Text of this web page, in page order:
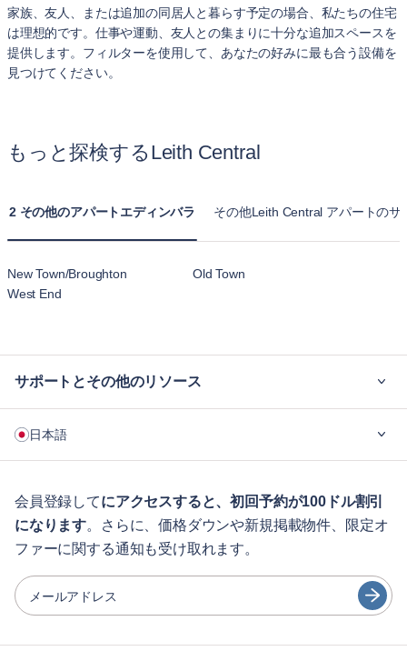
家族、友人、または追加の同居人と暮らす予定の場合、私たちの住宅
は理想的です。仕事や運動、友人との集まりに十分な追加スペースを
提供します。フィルターを使用して、あなたの好みに最も合う設備を
見つけてください。
もっと探検するLeith Central
2 その他のアパートエディンバラ その他Leith Central アパートのサ
New Town/Broughton
Old Town
West End
サポートとその他のリソース
企業向け
ゲスト向け特典サービス
シティガイド
パートナー
家具レンタル事業者
日本語
English
Português
Español
会員登録してにアクセスすると、初回予約が100ドル割引
になります。さらに、価格ダウンや新規掲載物件、限定オ
ファーに関する通知も受け取れます。
メールアドレス